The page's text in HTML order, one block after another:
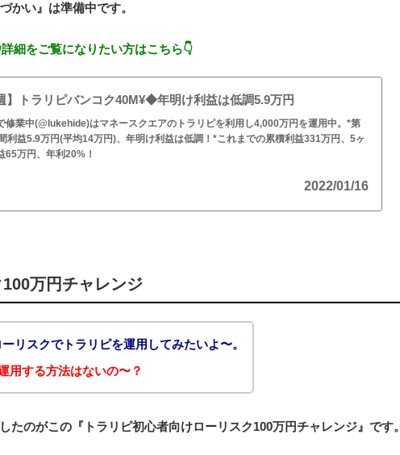
かい』は準備中です。
詳細をご覧になりたい方はこちら👇
】トラリピバンコク40M¥◆年明け利益は低調5.9万円
修業中(@lukehide)はマネースクエアのトラリピを利用し4,000万円を運用中。*第
利益5.9万円(平均14万円)、年明け利益は低調！*これまでの累積利益331万円、5ヶ
65万円、年利20%！
2022/01/16
万円チャレンジ
リスクでトラリピを運用してみたいよ〜。
用する方法はないの〜？
たのがこの『トラリピ初心者向けローリスク100万円チャレンジ』です。